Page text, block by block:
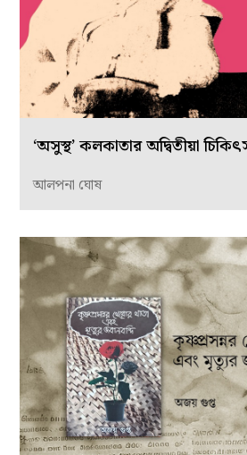
‘অসুস্থ’ কলকাতার অদ্বিতীয়া
আলপনা ঘোষ